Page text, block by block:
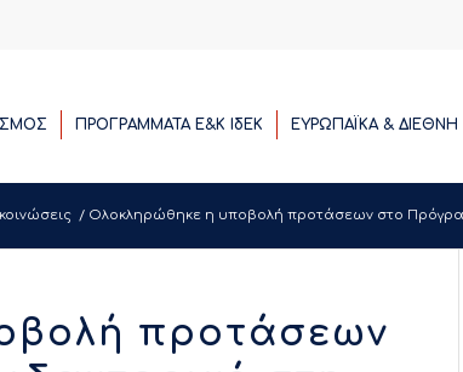
ΠΡΟΓΡΑΜΜΑΤΑ E&K ΙδΕΚ ΕΥΡΩΠΑΪΚΑ & ΔΙΕΘΝΗ
/ Ολοκληρώθηκε η υποβολή προτάσεων στο
προτάσεων